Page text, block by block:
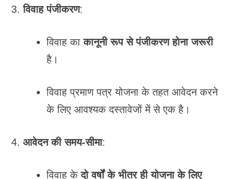
विवाह पंजीकरण:
विवाह काकानूनी रूप से पंजीकरण होना जरूरी
है।
विवाह प्रमाण पत्र योजना के तहत आवेदन करने
के लिए आवश्यक दस्तावेजों में से एक है।
आवेदन की समय-सीमा:
विवाह केदो वर्षों के भीतर ही योजना के लिए